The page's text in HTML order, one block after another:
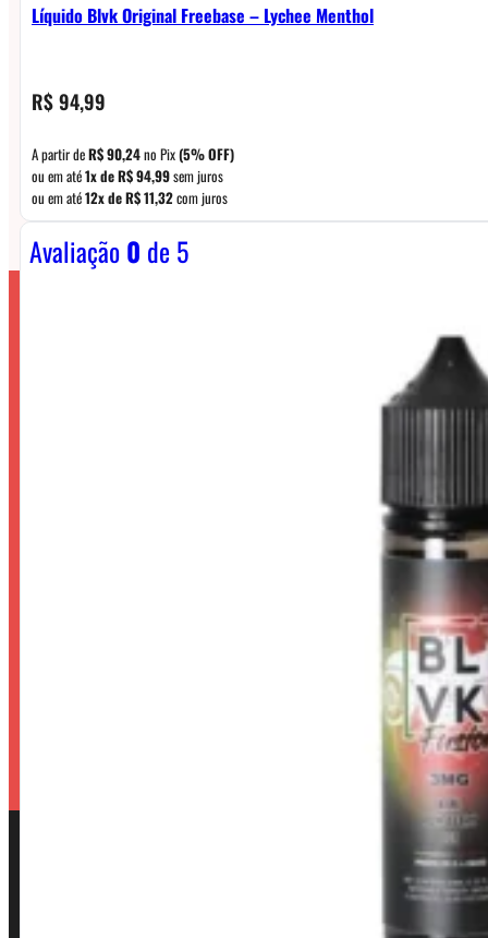
Líquido Blvk Original Freebase – Lychee Menthol
R$94,99
A partir deR$90,24no Pix(5% OFF)
ou em até1x deR$94,99sem juros
ou em até12x deR$11,32com juros
Avaliação0 de 5